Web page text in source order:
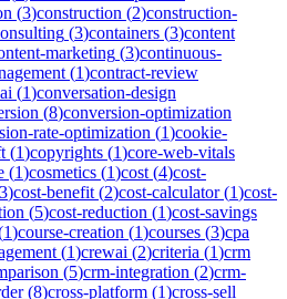
(3)construction (2)construction-
(3)containers (3)content
marketing (3)continuous-
(1)contract-review
(1)conversation-design
(8)conversion-optimization
rate-optimization (1)cookie-
(1)copyrights (1)core-web-vitals
(1)cosmetics (1)cost (4)cost-
3)cost-benefit (2)cost-calculator(1)cost-
(5)cost-reduction (1)cost-savings
1)course-creation (1)courses (3)cpa
(1)crewai (2)criteria (1)crm
(5)crm-integration (2)crm-
(8)cross-platform (1)cross-sell